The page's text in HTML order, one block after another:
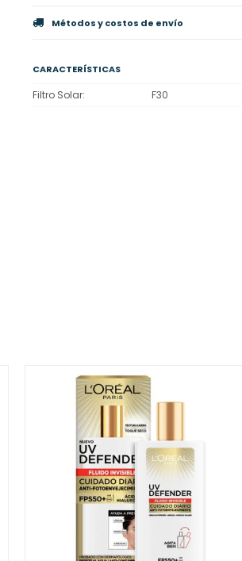
Métodos y costos de envío
CARACTERÍSTICAS
Filtro Solar F30